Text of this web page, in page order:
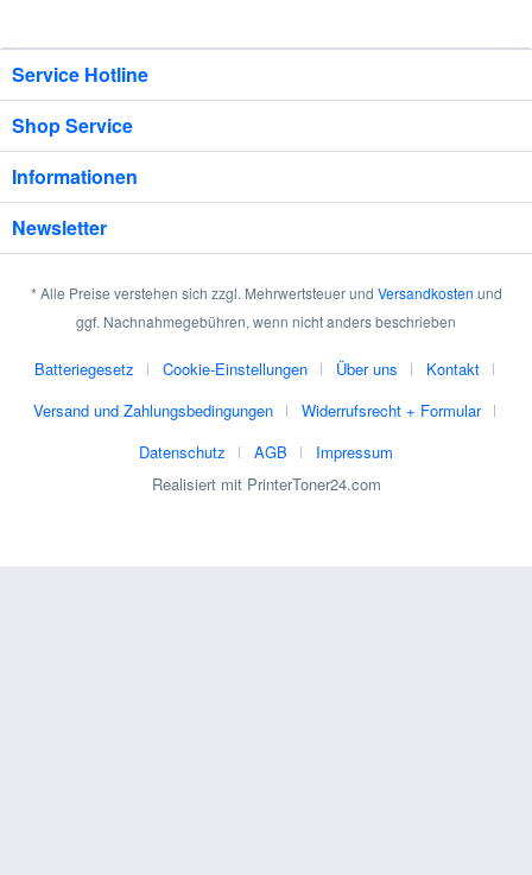
Service Hotline
Shop Service
Informationen
Newsletter
* Alle Preise verstehen sich zzgl. Mehrwertsteuer und Versandkosten und
ggf. Nachnahmegebühren, wenn nicht anders beschrieben
Batteriegesetz Cookie-Einstellungen Über uns
Kontakt
Versand und Zahlungsbedingungen
Widerrufsrecht + Formular
Datenschutz
AGB
Impressum
Realisiert mit PrinterToner24.com